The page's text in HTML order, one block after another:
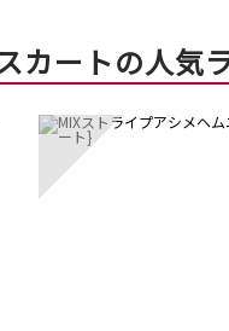
カートの人気